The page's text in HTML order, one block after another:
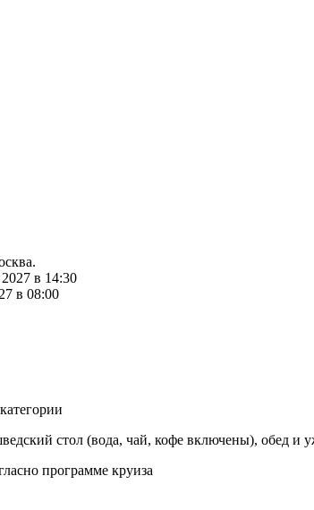
2027 в 14:30
в 08:00
стол (вода, чай, кофе включены), обед
программе круиза